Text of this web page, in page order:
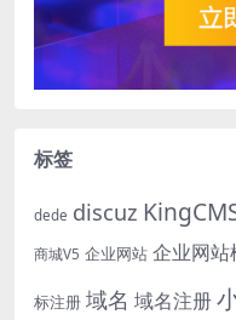
标签
dede discuz
商城V5 企业网站 企业网站
标注册 域名 域名注册